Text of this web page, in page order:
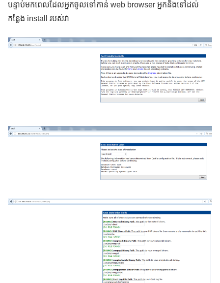
បន្ទាប់មកពេលដែលអ្នកចូលទៅកាន់ web browser អ្នកនិងទៅដល់
កន្លែង install របស់វា